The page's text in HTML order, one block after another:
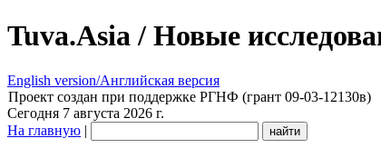
Tuva.Asia / Новые
English version/Английская версия
Проект создан при поддержке РГНФ (грант 09-03-12130в)
Сегодня 7 августа 2026 г.
На главную |